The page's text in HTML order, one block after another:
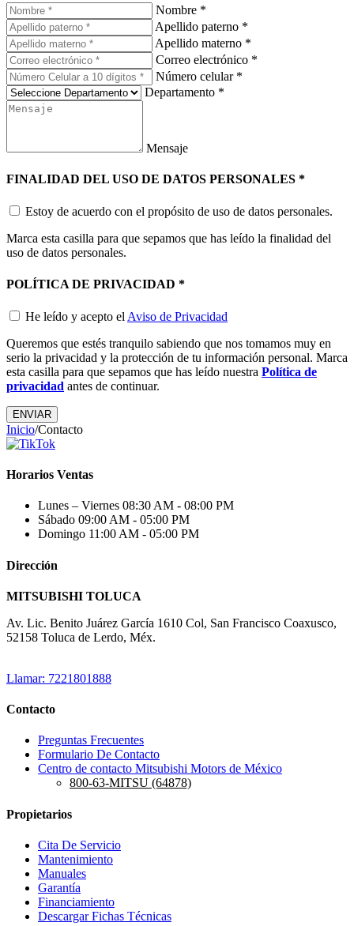
Nombre *
Apellido paterno *
Apellido materno *
Correo electrónico *
Número celular *
Departamento *
Mensaje
FINALIDAD DEL USO DE DATOS PERSONALES *
Estoy de acuerdo con el propósito de uso de datos personales.
Marca esta casilla para que sepamos que has leído la finalidad del
uso de datos personales.
POLÍTICA DE PRIVACIDAD *
He leído y acepto el Aviso de Privacidad
Queremos que estés tranquilo sabiendo que nos tomamos muy en
serio la privacidad y la protección de tu información personal. Marca
esta casilla para que sepamos que has leído nuestra Política de
privacidad antes de continuar.
Inicio/Contacto
Horarios Ventas
Lunes – Viernes 08:30 AM - 08:00 PM
Sábado 09:00 AM - 05:00 PM
Domingo 11:00 AM - 05:00 PM
Dirección
MITSUBISHI TOLUCA
Av. Lic. Benito Juárez García 1610 Col, San Francisco Coaxusco,
52158 Toluca de Lerdo, Méx.
Llamar: 7221801888
Contacto
Preguntas Frecuentes
Formulario De Contacto
Centro de contacto Mitsubishi Motors de México
800-63-MITSU (64878)
Propietarios
Cita De Servicio
Mantenimiento
Manuales
Garantía
Financiamiento
Descargar Fichas Técnicas